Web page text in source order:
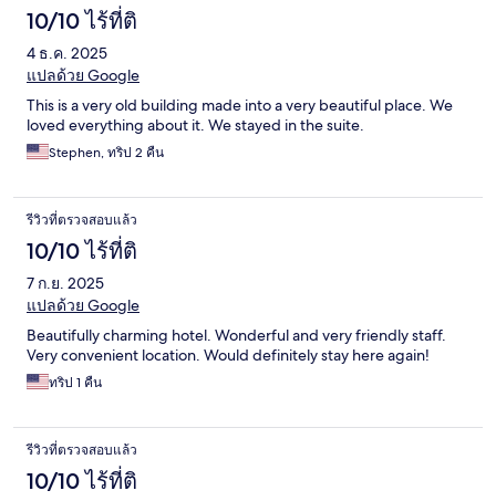
10/10 ไร้ที่ติ
4 ธ.ค. 2025
แปลด้วย Google
This is a very old building made into a very beautiful place. We
loved everything about it. We stayed in the suite.
Stephen, ทริป 2 คืน
รีวิวที่ตรวจสอบแล้ว
10/10 ไร้ที่ติ
7 ก.ย. 2025
แปลด้วย Google
Beautifully charming hotel. Wonderful and very friendly staff.
Very convenient location. Would definitely stay here again!
ทริป 1 คืน
รีวิวที่ตรวจสอบแล้ว
10/10 ไร้ที่ติ